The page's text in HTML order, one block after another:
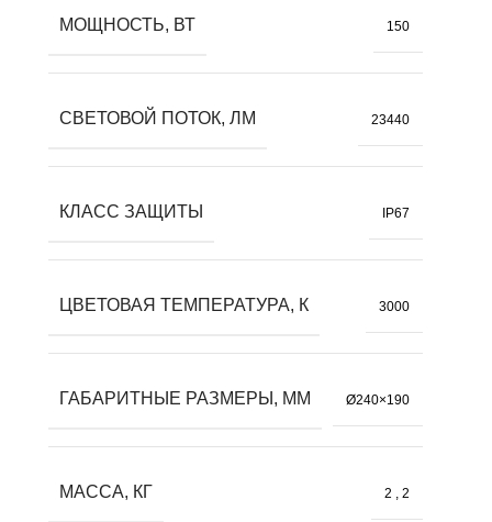
МОЩНОСТЬ, ВТ 150
СВЕТОВОЙ ПОТОК, ЛМ 23440
КЛАСС ЗАЩИТЫ IP67
ЦВЕТОВАЯ ТЕМПЕРАТУРА, К 3000
ГАБАРИТНЫЕ РАЗМЕРЫ, ММ Ø240×190
МАССА, КГ 2 , 2